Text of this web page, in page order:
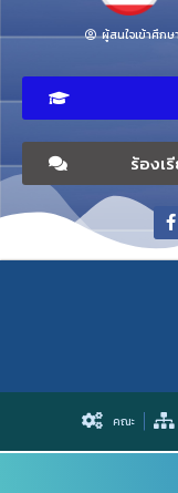
ผู้สนใจเข้าศึกษ
ร้องเ
คณะ